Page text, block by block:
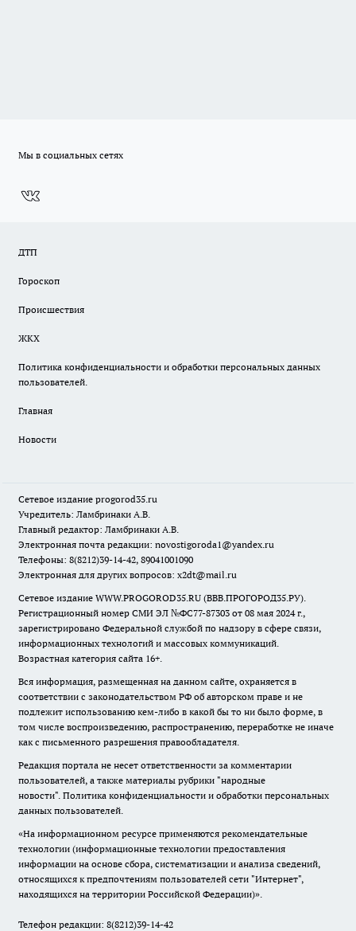
Мы в социальных сетях
ДТП
Гороскоп
Происшествия
ЖКХ
Политика конфиденциальности и обработки персональных данных
пользователей.
Главная
Новости
Сетевое издание progorod35.ru
Учредитель: Ламбринаки А.В.
Главный редактор: Ламбринаки А.В.
Электронная почта редакции: novostigoroda1@yandex.ru
Телефоны: 8(8212)39-14-42, 89041001090
Электронная для других вопросов: x2dt@mail.ru
Сетевое издание WWW.PROGOROD35.RU (ВВВ.ПРОГОРОД35.РУ).
Регистрационный номер СМИ ЭЛ №ФС77-87303 от 08 мая 2024 г.,
зарегистрировано Федеральной службой по надзору в сфере связи,
информационных технологий и массовых коммуникаций.
Возрастная категория сайта 16+.
Вся информация, размещенная на данном сайте, охраняется в
соответствии с законодательством РФ об авторском праве и не
подлежит использованию кем-либо в какой бы то ни было форме, в
том числе воспроизведению, распространению, переработке не иначе
как с письменного разрешения правообладателя.
Редакция портала не несет ответственности за комментарии
пользователей, а также материалы рубрики "народные
новости". Политика конфиденциальности и обработки персональных
данных пользователей.
«На информационном ресурсе применяются рекомендательные
технологии (информационные технологии предоставления
информации на основе сбора, систематизации и анализа сведений,
относящихся к предпочтениям пользователей сети "Интернет",
находящихся на территории Российской Федерации)».
Телефон редакции: 8(8212)39-14-42